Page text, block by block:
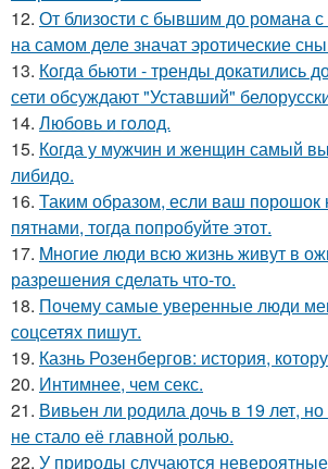
12. От близости с бывшим до романа с
на самом деле значат эротические
13. Когда бьюти - тренды докатились
сети обсуждают "Уставший"
14. Любовь и гoлoд.
15. Когда у мужчин и женщин самый
либидо.
16. Таким образом, если ваш порошок
пятнами, тогда попробуйте этот.
17. Mногие люди всю жизнь живут в
разрешения сделать что-то.
18. Почему самые уверенные люди
соцсетях пишут.
19. Казнь Розенбергов: история,
20. Интимнее, чем секс.
21. Вивьен ли родила дочь в 19 лет,
не стало её главной ролью.
22. У природы случаются